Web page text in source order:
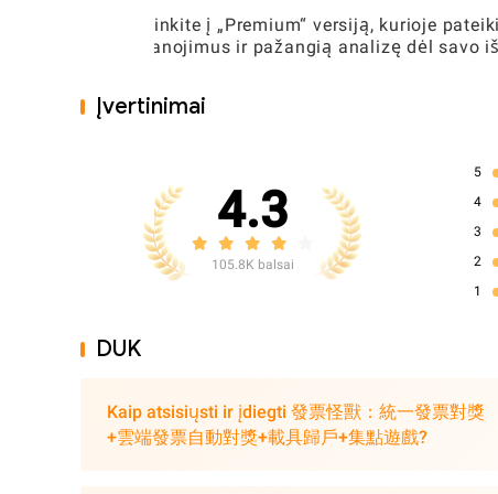
Atnaujinkite į „Premium“ versiją, kurioje
apdovanojimus ir pažangią analizę dėl savo
Įvertinimai
4.3
105.8K balsai
5
4
3
2
1
DUK
Kaip atsisiųsti ir įdiegti 發票怪獸：統一發票對獎
+雲端發票自動對獎+載具歸戶+集點遊戲?